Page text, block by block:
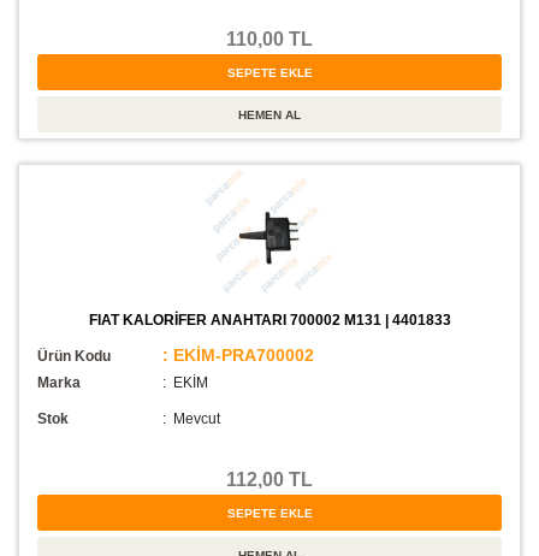
110,00 TL
FIAT KALORİFER ANAHTARI 700002 M131 | 4401833
Ürün Kodu : EKİM-PRA700002
Marka : EKİM
Stok : Mevcut
112,00 TL